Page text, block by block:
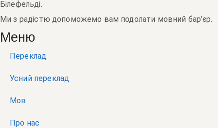
Білефельді.
Ми з радістю допоможемо вам подолати мовний бар’єр.
Меню
Переклад
Усний переклад
Мов
Про нас